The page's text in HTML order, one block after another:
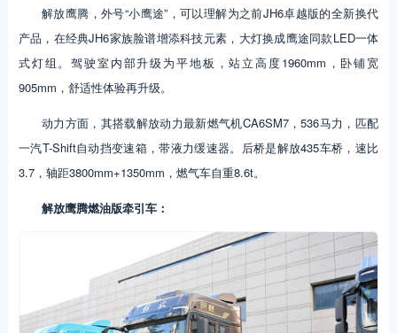
解放鹰腾，外号“小鹰途”，可以理解为之前JH6卓越版的全新换代
产品，在经典JH6家族脸谱增添科技元素，大灯换成鹰途同款LED一体
式灯组。驾驶室内部升级为平地板，站立高度1960mm，卧铺宽
905mm，舒适性体验再升级。
动力方面，其搭载解放动力最新燃气机CA6SM7，536马力，匹配
一汽T-Shift自动挡变速箱，带液力缓速器。后桥是解放435车桥，速比
3.7，轴距3800mm+1350mm，燃气车自重8.6t。
解放鹰腾燃油版牵引车：